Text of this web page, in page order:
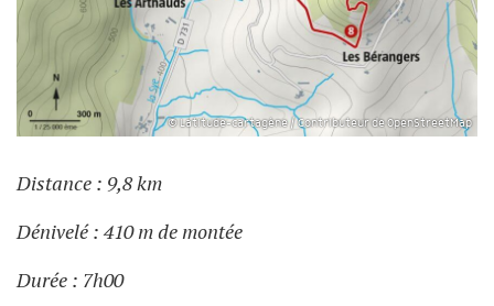
© Latitude-cartagène / Contributeur de OpenStreetMap
Distance : 9,8 km
Dénivelé : 410 m de montée
Durée : 7h00